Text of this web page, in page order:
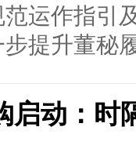
运作指引
提升董秘
启动：时